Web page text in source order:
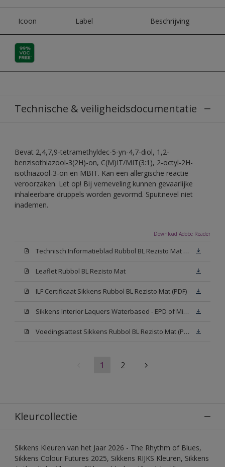
Icoon Label Beschrijving
Technische & veiligheidsdocumentatie
Bevat 2,4,7,9-tetramethyldec-5-yn-4,7-diol, 1,2-
benzisothiazool-3(2H)-on, C(M)IT/MIT(3:1), 2-octyl-2H-
isothiazool-3-on en MBIT. Kan een allergische reactie
veroorzaken. Let op! Bij verneveling kunnen gevaarlijke
inhaleerbare druppels worden gevormd. Spuitnevel niet
inademen.
Download Adobe Reader
Technisch Informatieblad Rubbol BL Rezisto Mat (PDF)
Leaflet Rubbol BL Rezisto Mat
ILF Certificaat Sikkens Rubbol BL Rezisto Mat (PDF)
Sikkens Interior Laquers Waterbased - EPD of Milieuproductverklaring
Voedingsattest Sikkens Rubbol BL Rezisto Mat (PDF)
1 2
Kleurcollectie
Sikkens Kleuren van het Jaar 2026 - The Rhythm of Blues,
Sikkens Colour Futures 2025, Sikkens RIJKS Kleuren, Sikkens